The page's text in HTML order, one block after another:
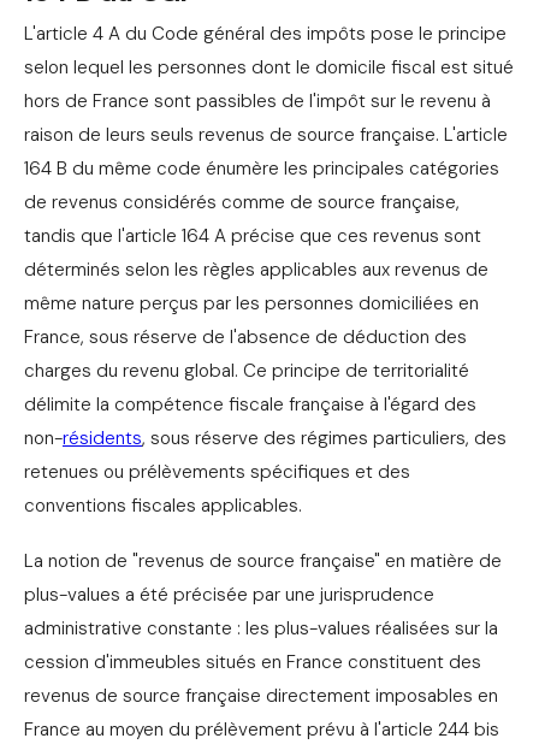
L'article 4 A du Code général des impôts pose le principe
selon lequel les personnes dont le domicile fiscal est situé
hors de France sont passibles de l'impôt sur le revenu à
raison de leurs seuls revenus de source française. L'article
164 B du même code énumère les principales catégories
de revenus considérés comme de source française,
tandis que l'article 164 A précise que ces revenus sont
déterminés selon les règles applicables aux revenus de
même nature perçus par les personnes domiciliées en
France, sous réserve de l'absence de déduction des
charges du revenu global. Ce principe de territorialité
délimite la compétence fiscale française à l'égard des
non-résidents, sous réserve des régimes particuliers, des
retenues ou prélèvements spécifiques et des
conventions fiscales applicables.
La notion de "revenus de source française" en matière de
plus-values a été précisée par une jurisprudence
administrative constante : les plus-values réalisées sur la
cession d'immeubles situés en France constituent des
revenus de source française directement imposables en
France au moyen du prélèvement prévu à l'article 244 bis